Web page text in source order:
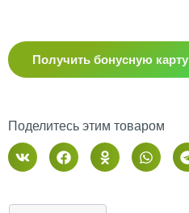
Получить бонусную карту
Поделитесь этим товаром